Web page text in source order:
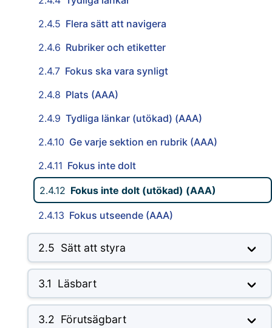
2.4.5 Flera sätt att navigera
2.4.6 Rubriker och etiketter
2.4.7 Fokus ska vara synligt
2.4.8 Plats (AAA)
2.4.9 Tydliga länkar (utökad) (AAA)
2.4.10 Ge varje sektion en rubrik (AAA)
2.4.11 Fokus inte dolt
2.4.12 Fokus inte dolt (utökad) (AAA)
2.4.13 Fokus utseende (AAA)
2.5 Sätt att styra
3.1 Läsbart
3.2 Förutsägbart